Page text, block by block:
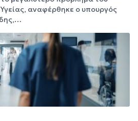
αναφέρθηκε ο υπουργός